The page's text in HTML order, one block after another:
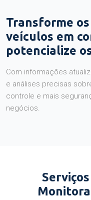
Transforme
veículos em
potencialize
Com informações
e análises precisas
controle e mais
negócios.